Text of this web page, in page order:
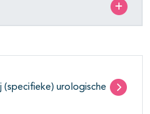
urologische